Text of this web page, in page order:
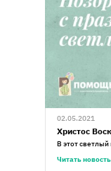
Христос
02.05.2021
В этот
Читать новость